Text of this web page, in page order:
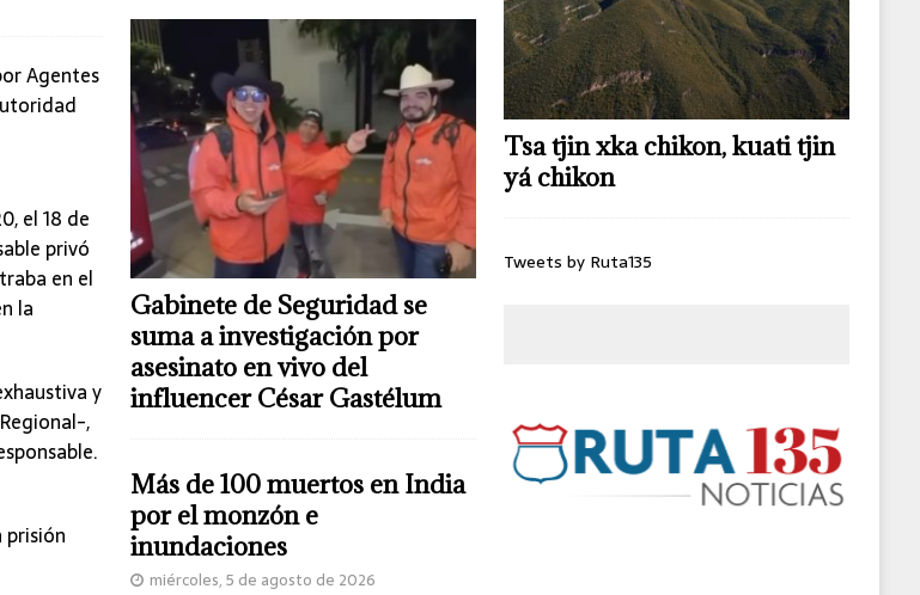
Agentes
el 18 de
privó
en el
la
y
,
Gabinete de Seguridad se
suma a investigación por
asesinato en vivo del
influencer César Gastélum
Más de 100 muertos en India
por el monzón e
inundaciones
miércoles, 5 de agosto de 2026
Tsa tjin xka chikon, kuati tjin
yá chikon
Tweets by Ruta135